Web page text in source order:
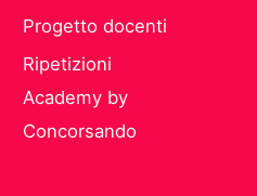
Progetto docenti
Ripetizioni
Academy by
Concorsando